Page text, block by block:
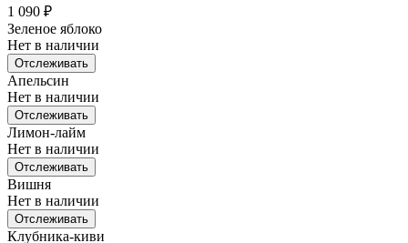
1 090 ₽
Зеленое яблоко
Нет в наличии
Отслеживать
Апельсин
Нет в наличии
Отслеживать
Лимон-лайм
Нет в наличии
Отслеживать
Вишня
Нет в наличии
Отслеживать
Клубника-киви